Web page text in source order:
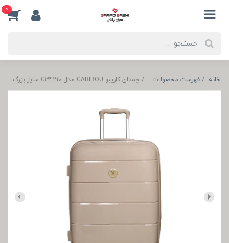
0
خانه فهرست محصولات چمدان کاریبو CARIBOU مدل C34210 سایز بزرگ